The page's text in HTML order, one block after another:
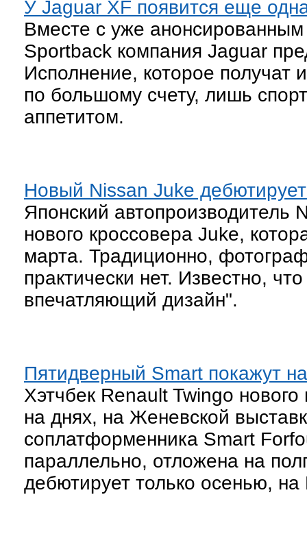
У Jaguar XF появится еще
Вместе с уже
Sportback компания Jaguar
Исполнение, которое получат
по большому счету, лишь
аппетитом.
Новый Nissan Juke
Японский
нового кроссовера Juke,
марта. Традиционно,
практически нет. Известно,
впечатляющий дизайн".
Пятидверный Smart покажут
Хэтчбек Renault Twingo
на днях, на Женевской
соплатформенника Smart
параллельно, отложена на
дебютирует только осенью,